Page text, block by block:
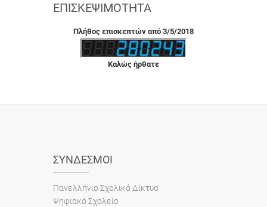
ΕΠΙΣΚΕΨΙΜΌΤΗΤΑ
Πλήθος επισκεπτών από 3/5/2018
Καλώς ήρθατε
ΣΎΝΔΕΣΜΟΙ
Πανελλήνιο Σχολικό Δίκτυο
Ψηφιακό Σχολείο